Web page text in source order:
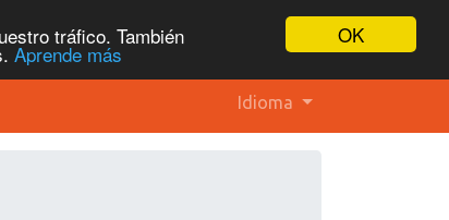
OK
tráfico. También
Aprende más
Idioma